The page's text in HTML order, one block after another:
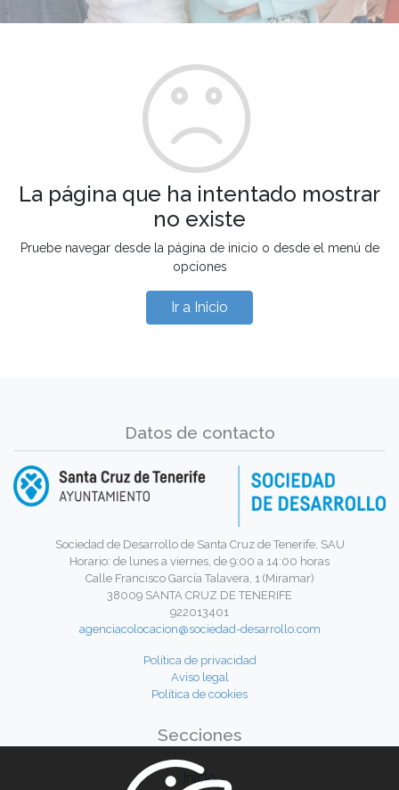
La página que ha intentado mostrar
no existe
Pruebe navegar desde la página de inicio o desde el menú de
opciones
Ir a Inicio
Datos de contacto
Sociedad de Desarrollo de Santa Cruz de Tenerife, SAU
Horario: de lunes a viernes, de 9:00 a 14:00 horas
Calle Francisco García Talavera, 1 (Miramar)
38009 SANTA CRUZ DE TENERIFE
922013401
agenciacolocacion@sociedad-desarrollo.com
Política de privacidad
Aviso legal
Política de cookies
Secciones
Inicio